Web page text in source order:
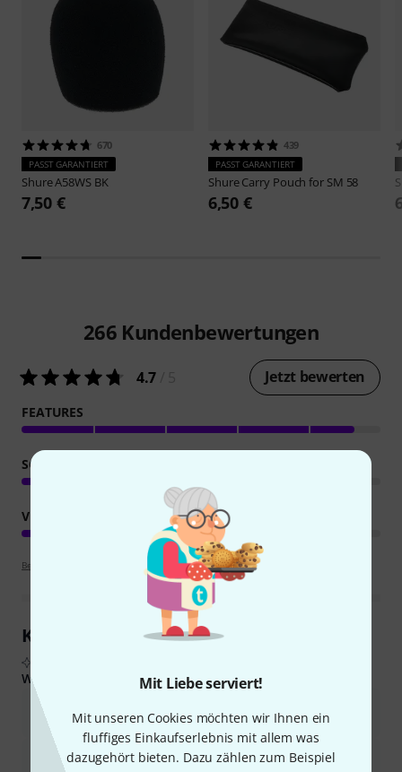
Mit Liebe serviert!
Mit unseren Cookies möchten wir Ihnen ein
fluffiges Einkaufserlebnis mit allem was
dazugehört bieten. Dazu zählen zum Beispiel
670
PASST GARANTIERT
ShureA58WS BK
7,50 €
439
PASST GARANTIERT
ShureCarry Pouch for SM 58
6,50 €
266 Kundenbewertungen
4.7 Jetzt bewerten
FEATURES
SOUND
VERARBEITUNG
Bewertungsrichtlinien
Kundenrezensionen im Überblick
Was Käufern gefiel:
übersteht auch raue Behandlung.
Es liefert eine klare und ansprechende Klangqualität für Gesang